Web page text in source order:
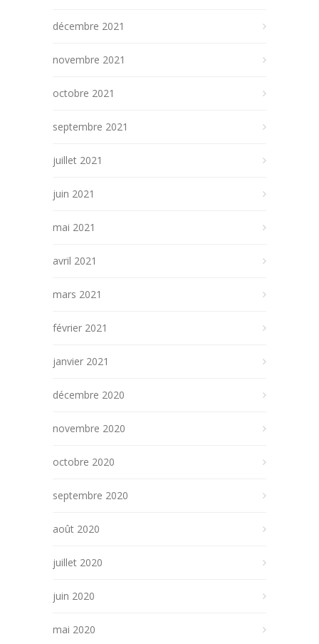
décembre 2021
novembre 2021
octobre 2021
septembre 2021
juillet 2021
juin 2021
mai 2021
avril 2021
mars 2021
février 2021
janvier 2021
décembre 2020
novembre 2020
octobre 2020
septembre 2020
août 2020
juillet 2020
juin 2020
mai 2020